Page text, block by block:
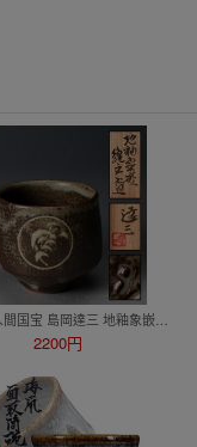
【佳香】人間国宝 島岡達三 地釉象嵌縄文茶碗 共箱 茶道具 本物保証
2200円